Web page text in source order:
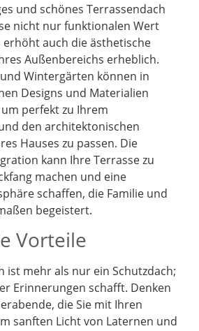
und schönes Terrassendach
nicht nur funktionalen Wert
erhöht auch die ästhetische
Außenbereichs erheblich.
Wintergärten können in
Designs und Materialien
perfekt zu Ihrem
den architektonischen
Hauses zu passen. Die
kann Ihre Terrasse zu
machen und eine
schaffen, die Familie und
begeistert.
Vorteile
ist mehr als nur ein Schutzdach;
Erinnerungen schafft. Denken
die Sie mit Ihren
sanften Licht von Laternen und